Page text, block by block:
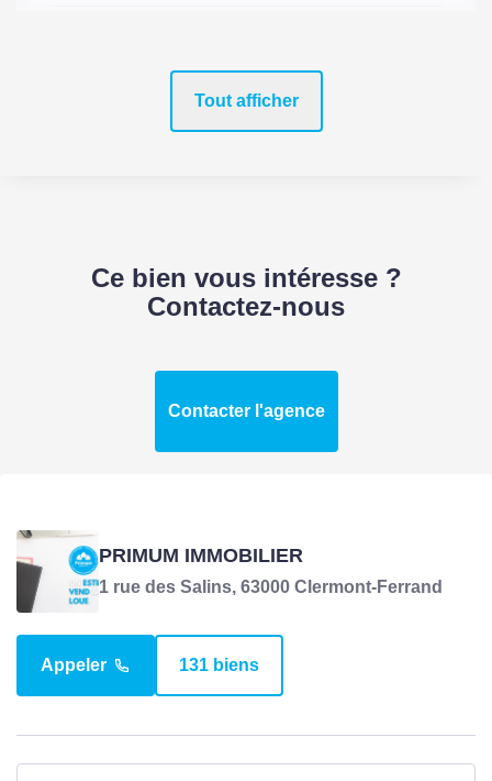
Nombre étages
Rez de chaussée Non
Accès Tramway 1 min
loyers
Provision sur
charges
170 EUR
Taxe Foncière
COPROPRIÉTÉ
Tout afficher
Ce bien vous intéresse ?
Contactez-nous
Contacter l'agence
PRIMUM IMMOBILIER
1 rue des Salins, 63000 Clermont-Ferrand
Appeler 131 biens